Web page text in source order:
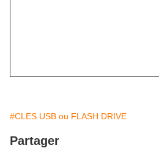
#CLES USB ou FLASH DRIVE
Partager